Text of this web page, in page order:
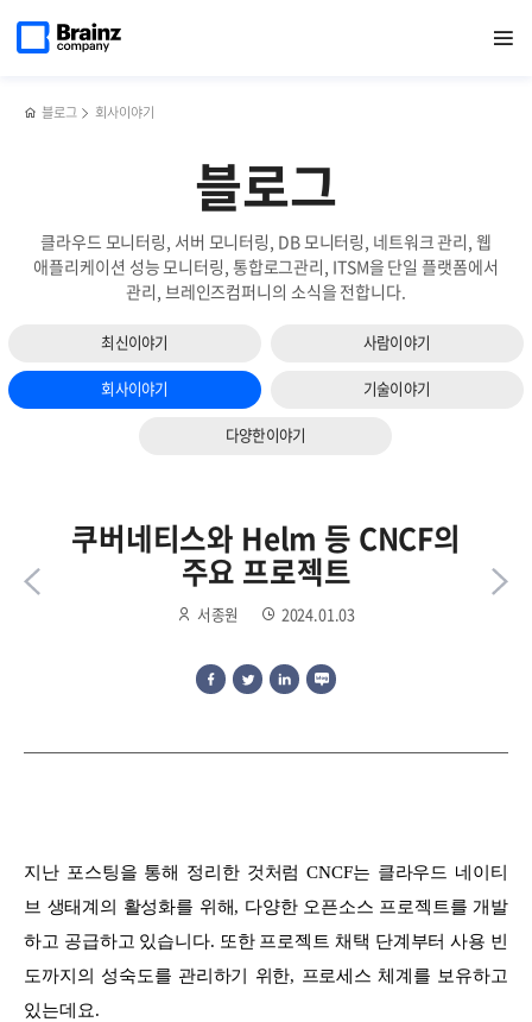
열기
페이지로
블로그 회사이야기
블로그
클라우드 모니터링, 서버 모니터링, DB 모니터링, 네트워크 관리, 웹
애플리케이션 성능 모니터링, 통합로그관리, ITSM을 단일 플랫폼에서
관리, 브레인즈컴퍼니의 소식을 전합니다.
최신이야기 사람이야기
회사이야기 기술이야기
다양한이야기
네이티브의
핵심!
쿠버네티스와 Helm 등 CNCF의
주요 프로젝트
서종원 2024.01.03
브레인즈컴퍼니
신년회,
돌아보고
지난 포스팅을 통해 정리한 것처럼 CNCF는 클라우드 네이티
브 생태계의 활성화를 위해, 다양한 오픈소스 프로젝트를 개발
하고 공급하고 있습니다. 또한 프로젝트 채택 단계부터 사용 빈
도까지의 성숙도를 관리하기 위한, 프로세스 체계를 보유하고
있는데요.
다음
슬라이드